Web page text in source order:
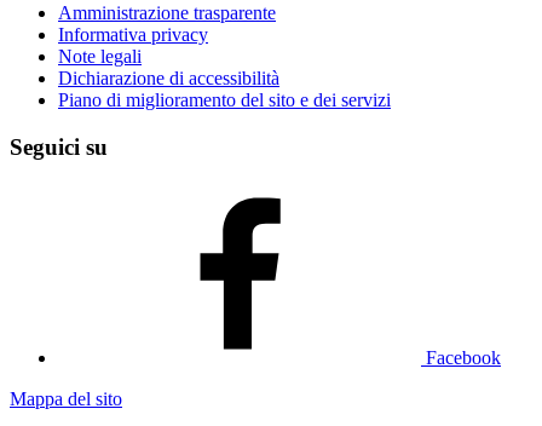
Amministrazione trasparente
Informativa privacy
Note legali
Dichiarazione di accessibilità
Piano di miglioramento del sito e dei servizi
Seguici su
Facebook
Mappa del sito